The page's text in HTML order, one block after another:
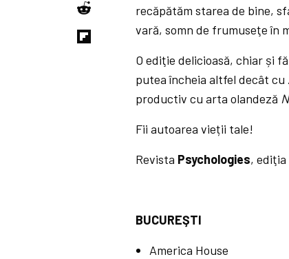
recăpătăm starea de bine,
vară, somn de frumuseţe în
O ediţie delicioasă, chiar și
putea încheia altfel decât cu
productiv cu arta olandeză
Fii autoarea vieții tale!
Revista Psychologies,
BUCUREŞTI
America House